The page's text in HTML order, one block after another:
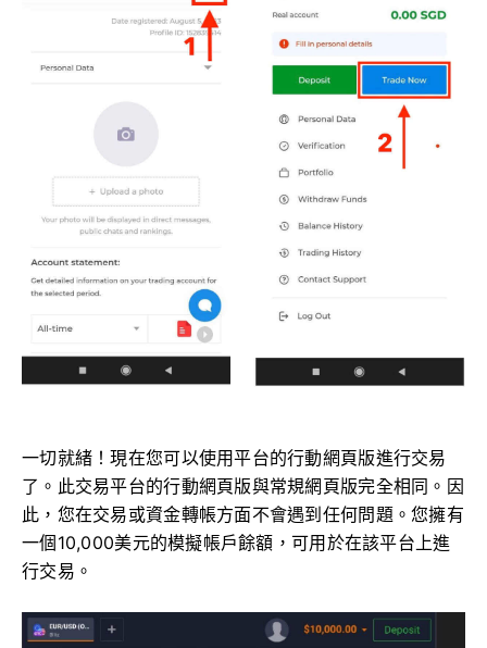
一切就緒！現在您可以使用平台的行動網頁版進行交易
了。此交易平台的行動網頁版與常規網頁版完全相同。因
此，您在交易或資金轉帳方面不會遇到任何問題。您擁有
一個10,000美元的模擬帳戶餘額，可用於在該平台上進
行交易。